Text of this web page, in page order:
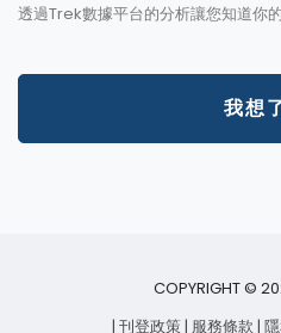
透過Trek數據平台的分析讓您知道你
我想
COPYRIGHT ©
| 刊登政策| 服務條款 |